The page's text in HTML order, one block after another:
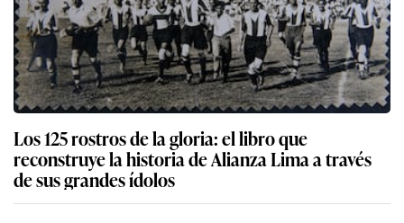
Los 125 rostros de la gloria: el libro que
reconstruye la historia de Alianza Lima a través
de sus grandes ídolos